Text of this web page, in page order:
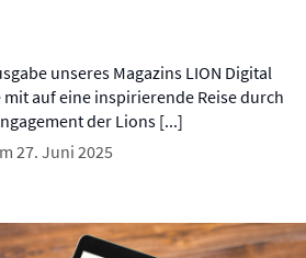
unseres Magazins LION Digital
mit auf eine inspirierende Reise durch
der Lions [...]
27. Juni 2025